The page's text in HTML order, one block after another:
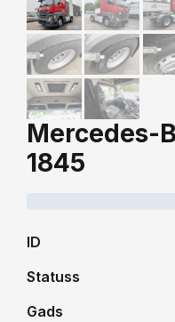
Mercedes-
1845
ID
Statuss
Gads